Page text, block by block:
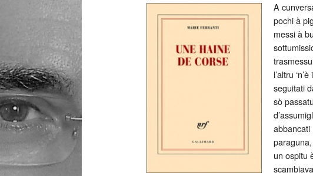
A
pochi à
messi à
l’altru
seguitati
sò
abbancati
un ospitu